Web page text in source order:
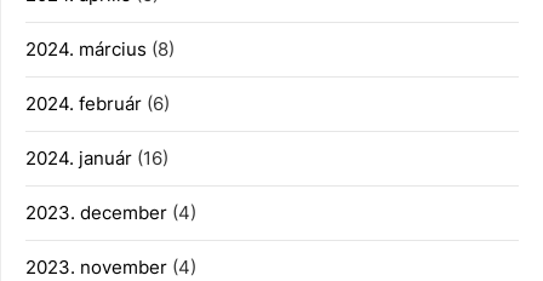
2024. március (8)
2024. február (6)
2024. január (16)
2023. december (4)
2023. november (4)